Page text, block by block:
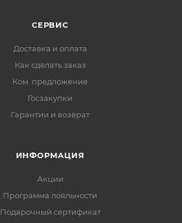
СЕРВИС
Доставка и оплата
Как сделать заказ
Ком. предложение
Госзакупки
Гарантии и возврат
ИНФОРМАЦИЯ
Акции
Программа лояльности
Подарочный сертификат